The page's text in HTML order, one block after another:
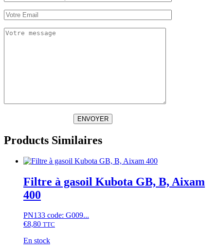
ENVOYER
Products Similaires
Filtre à gasoil Kubota GB, B, Aixam
400
PN133 code: G009...
€8,80 TTC
En stock